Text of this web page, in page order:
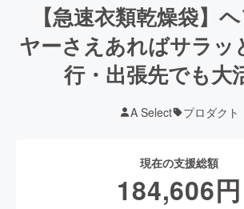
【急速衣類乾燥袋】
ヤーさえあればサラッ
行・出張先でも大
A Select プロダクト
現在の支援総額
184,606円